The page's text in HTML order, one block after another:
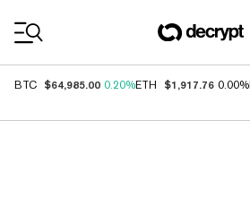
BTC $64,985.00 0.20%ETH $1,917.76 0.00%